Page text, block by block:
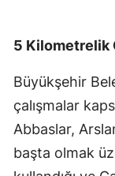
5 Kilometrelik
Büyükşehir
çalışmalar
Abbaslar,
başta olmak